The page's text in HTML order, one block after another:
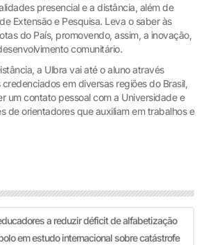
presencial e a distância, além de
Extensão e Pesquisa. Leva o saber às
do País, promovendo, assim, a inovação,
comunitário.
a Ulbra vai até o aluno através
em diversas regiões do Brasil,
um contato pessoal com a Universidade e
de orientadores que auxiliam em trabalhos e
a reduzir déficit de alfabetização
em estudo internacional sobre catástrofe